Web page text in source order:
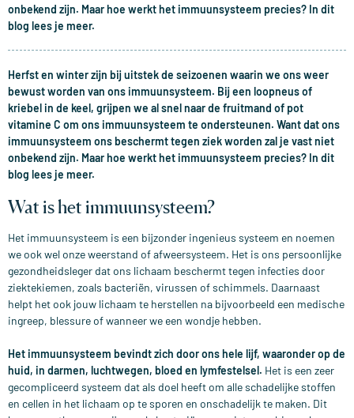
onbekend zijn. Maar hoe werkt het immuunsysteem precies? In dit
blog lees je meer.
Herfst en winter zijn bij uitstek de seizoenen waarin we ons weer
bewust worden van ons immuunsysteem. Bij een loopneus of
kriebel in de keel, grijpen we al snel naar de fruitmand of pot
vitamine C om ons immuunsysteem te ondersteunen. Want dat ons
immuunsysteem ons beschermt tegen ziek worden zal je vast niet
onbekend zijn. Maar hoe werkt het immuunsysteem precies? In dit
blog lees je meer.
Wat is het immuunsysteem?
Het immuunsysteem is een bijzonder ingenieus systeem en noemen
we ook wel onze weerstand of afweersysteem. Het is ons persoonlijke
gezondheidsleger dat ons lichaam beschermt tegen infecties door
ziektekiemen, zoals bacteriën, virussen of schimmels. Daarnaast
helpt het ook jouw lichaam te herstellen na bijvoorbeeld een medische
ingreep, blessure of wanneer we een wondje hebben.
Het immuunsysteem bevindt zich door ons hele lijf, waaronder op de
huid, in darmen, luchtwegen, bloed en lymfestelsel. Het is een zeer
gecompliceerd systeem dat als doel heeft om alle schadelijke stoffen
en cellen in het lichaam op te sporen en onschadelijk te maken. Dit